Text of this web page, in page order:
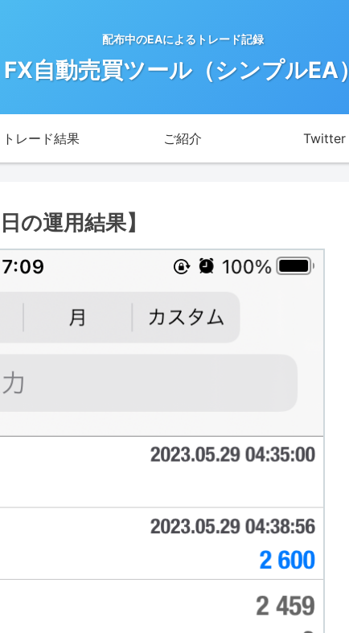
配布中のEAによるトレード記録
FX自動売買ツール（シンプルEA）
トレード結果 ご紹介 Twitter
の運用結果】